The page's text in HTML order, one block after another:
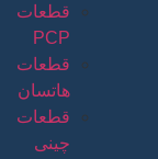
قطعات
PCP
قطعات
هاتسان
قطعات
چینی